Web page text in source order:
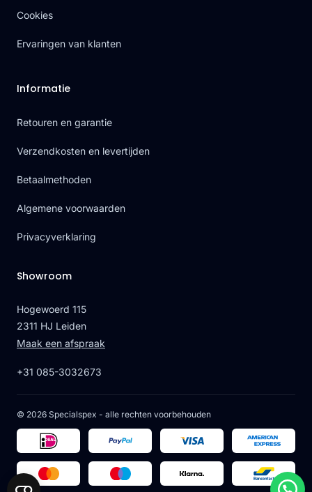
Cookies
Ervaringen van klanten
Informatie
Retouren en garantie
Verzendkosten en levertijden
Betaalmethoden
Algemene voorwaarden
Privacyverklaring
Showroom
Hogewoerd 115
2311 HJ Leiden
Maak een afspraak
+31 085-3032673
© 2026 Specialspex - alle rechten voorbehouden